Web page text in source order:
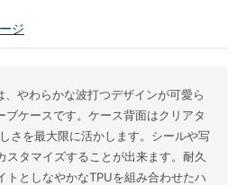
ジ
、やわらかな波打つデザインが可愛ら
ブケースです。ケース背面はクリアタ
さを最大限に活かします。シールや写
スタマイズすることが出来ます。耐久
トとしなやかなTPUを組み合わせたハ